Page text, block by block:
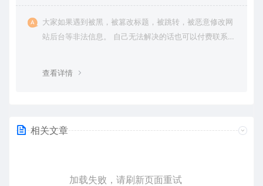
大家如果遇到被黑，被篡改标题，被跳转，被恶意修改网
站后台等非法信息。 自己无法解决的话也可以付费联系站
查看详情
相关文章
加载失败，请刷新页面重试